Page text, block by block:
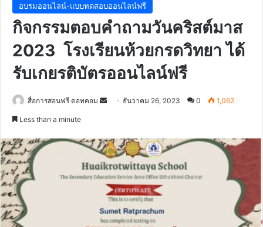
อบรมออนไลน์-แบบทดสอบออนไลน์ฟรี
กิจกรรมตอบคำถามวันคริสต์มาส
2023 โรงเรียนห้วยกรดวิทยา ได้
รับเกยรติบัตรออนไลน์ฟรี
สื่อการสอนฟรี ดอทคอม
Send ธันวาคม 26, 2023 0 1,062
Less than a minute